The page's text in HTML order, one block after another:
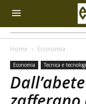
Home Economia
Economia Tecnica e